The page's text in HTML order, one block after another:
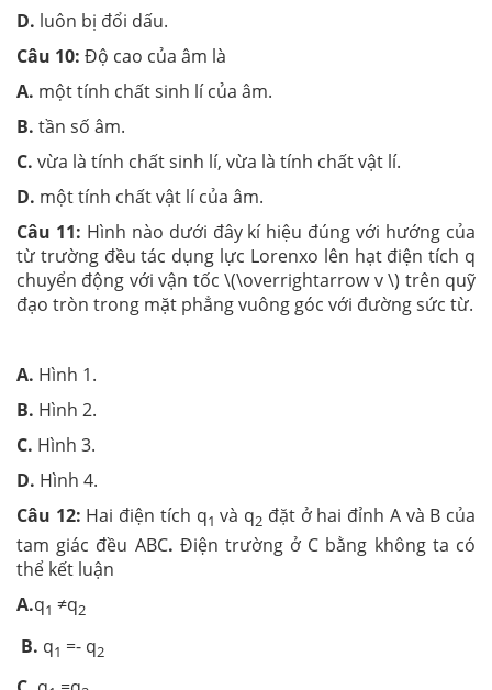
D. luôn bị đổi dấu.
Câu 10: Độ cao của âm là
A. một tính chất sinh lí của âm.
B. tần số âm.
C. vừa là tính chất sinh lí, vừa là tính chất vật lí.
D. một tính chất vật lí của âm.
Câu 11: Hình nào dưới đây kí hiệu đúng với hướng của
từ trường đều tác dụng lực Lorenxo lên hạt điện tích q
chuyển động với vận tốc \(\overrightarrow v \) trên quỹ
đạo tròn trong mặt phẳng vuông góc với đường sức từ.
A. Hình 1.
B. Hình 2.
C. Hình 3.
D. Hình 4.
Câu 12: Hai điện tích q1 và q2 đặt ở hai đỉnh A và B của
tam giác đều ABC. Điện trường ở C bằng không ta có
thể kết luận
A.q1 ≠q2
B. q1 =- q2